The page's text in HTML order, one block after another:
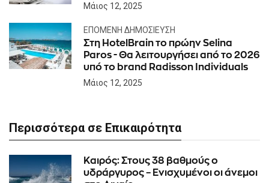
Μάιος 12, 2025
ΕΠΌΜΕΝΗ ΔΗΜΟΣΊΕΥΣΗ
Στη HotelBrain το πρώην Selina
Paros - Θα λειτουργήσει από το 2026
υπό το brand Radisson Individuals
Μάιος 12, 2025
Περισσότερα σε Επικαιρότητα
Καιρός: Στους 38 βαθμούς ο
υδράργυρος – Ενισχυμένοι οι άνεμοι